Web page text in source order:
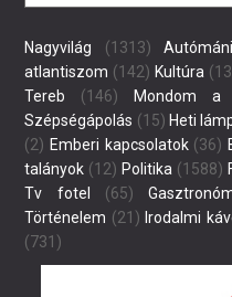
Nagyvilág (1313)
atlantiszom (142) Kultúra
Tereb (146) Mondom a
Szépségápolás (15) Heti
(2) Emberi kapcsolatok(36)
talányok (12) Politika (1588)
Tv fotel
(65)
Történelem (21) Irodalmi
(731)